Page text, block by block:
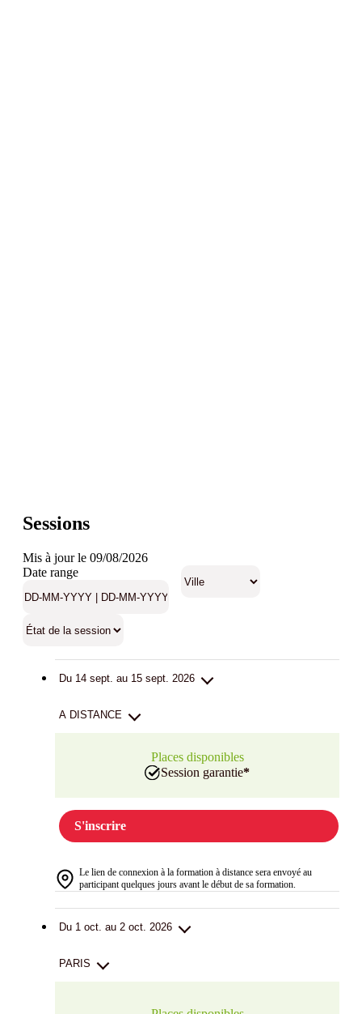
Sessions
Mis à jour le 09/08/2026
Date range
Du 14 sept. au 15 sept. 2026
A DISTANCE
Places disponibles
Session garantie*
S'inscrire
Le lien de connexion à la formation à distance sera envoyé au
participant quelques jours avant le début de sa formation.
Du 1 oct. au 2 oct. 2026
PARIS